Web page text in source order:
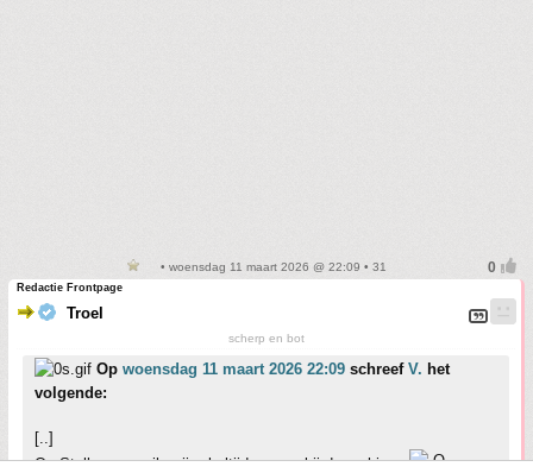
• woensdag 11 maart 2026 @ 22:09 • 31
Redactie Frontpage
Troel
scherp en bot
Op woensdag 11 maart 2026 22:09 schreef V. het
volgende:
[..]
Op Stella spawn ik vrijwel altijd ergens bij de archives